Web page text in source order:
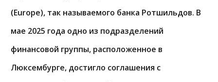
(Europe), так называемого банка Ротшильдов. В
мае 2025 года одно из подразделений
финансовой группы, расположенное в
Люксембурге, достигло соглашения с